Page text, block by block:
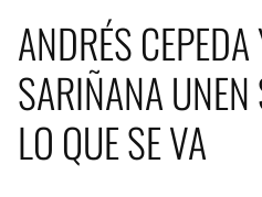
ANDRÉS
SARIÑANA UNEN
LO QUE SE VA